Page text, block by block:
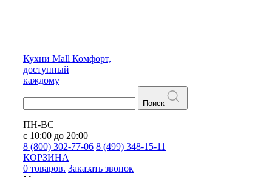
Кухни Mall Комфорт,
доступный
каждому
Поиск
ПН-ВС
с 10:00 до 20:00
8 (800) 302-77-06 8 (499) 348-15-11
КОРЗИНА
0 товаров. Заказать звонок